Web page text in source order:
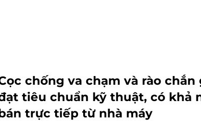
chống va chạm và rào
tiêu chuẩn kỹ thuật, có khả
trực tiếp từ nhà máy